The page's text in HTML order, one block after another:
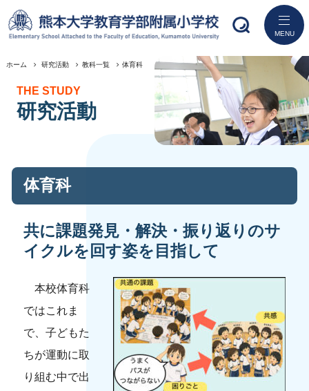
ホーム 研究活動 教科一覧 体育科
研究活動
THE STUDY
体育科
共に課題発見・解決・振り返りのサ
イクルを回す姿を目指して
本校体育科
ではこれま
で、子どもた
ちが運動に取
り組む中で出
MENU
ホーム
学校紹介
入学案内
お知らせ
アクセス・問い合わせ
保護者の方
教育実習